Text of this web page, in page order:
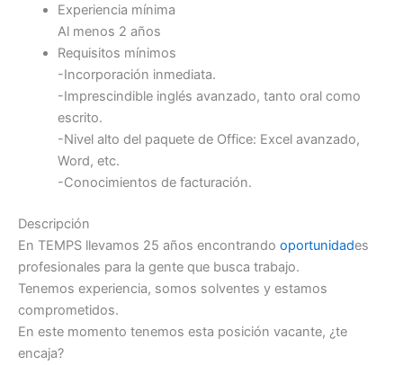
Experiencia mínima
Al menos 2 años
Requisitos mínimos
-Incorporación inmediata.
-Imprescindible inglés avanzado, tanto oral como
escrito.
-Nivel alto del paquete de Office: Excel avanzado,
Word, etc.
-Conocimientos de facturación.
Descripción
En TEMPS llevamos 25 años encontrando oportunidades
profesionales para la gente que busca trabajo.
Tenemos experiencia, somos solventes y estamos
comprometidos.
En este momento tenemos esta posición vacante, ¿te
encaja?